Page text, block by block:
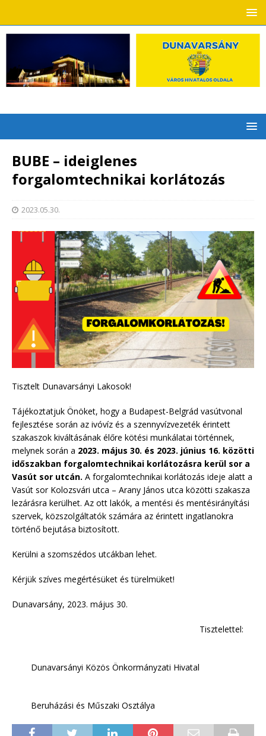
BUBE – ideiglenes
forgalomtechnikai korlátozás
2023.05.30.
Tisztelt Dunavarsányi Lakosok!
Tájékoztatjuk Önöket, hogy a Budapest-Belgrád vasútvonal
fejlesztése során az ivóvíz és a szennyvízvezeték érintett
szakaszok kiváltásának élőre kötési munkálatai történnek,
melynek során a 2023. május 30. és 2023. június 16. közötti
időszakban forgalomtechnikai korlátozásra kerül sor a
Vasút sor utcán. A forgalomtechnikai korlátozás ideje alatt a
Vasút sor Kolozsvári utca – Arany János utca közötti szakasza
lezárásra kerülhet. Az ott lakók, a mentési és mentésirányítási
szervek, közszolgáltatók számára az érintett ingatlanokra
történő bejutása biztosított.
Kerülni a szomszédos utcákban lehet.
Kérjük szíves megértésüket és türelmüket!
Dunavarsány, 2023. május 30.
Tisztelettel:
Dunavarsányi Közös Önkormányzati Hivatal
Beruházási és Műszaki Osztálya